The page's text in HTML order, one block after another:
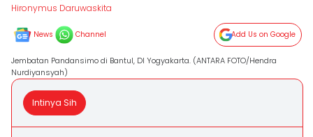
Hironymus Daruwaskita
News Channel Add Us on Google
Jembatan Pandansimo di Bantul, DI Yogyakarta. (ANTARA FOTO/Hendra
Nurdiyansyah)
Intinya Sih